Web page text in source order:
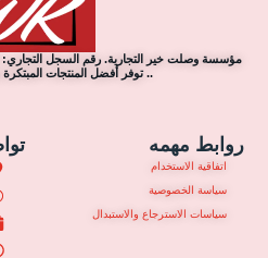
.. توفر أفضل المنتجات المبتكرة
روابط مهمه
اتفاقية الاستخدام
سياسة الخصوصية
سياسات الاسترجاع والاستبدال